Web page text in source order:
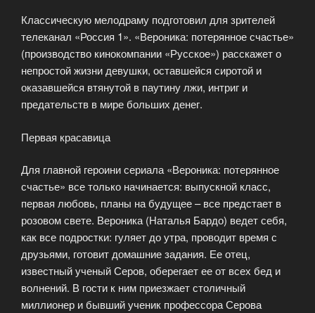
Классическую мелодраму подготовил для зрителей
телеканал «Россия 1». «Вероника: потерянное счастье»
(производство кинокомпании «Русское») расскажет о
непростой жизни девушки, оставшейся сиротой и
оказавшейся втянутой в паутину лжи, интриг и
предательств в мире больших денег.
Первая красавица
Для главной героини сериала «Вероника: потерянное
счастье» все только начинается: выпускной класс,
первая любовь, планы на будущее – все предстает в
розовом свете. Вероника (Наталья Бардо) ведет себя,
как все подростки: гуляет до утра, проводит время с
друзьями, готовит домашние задания. Ее отец,
известный ученый Серов, оберегает ее от всех бед и
волнений. В гости к ним приезжает столичный
миллионер и бывший ученик профессора Серова